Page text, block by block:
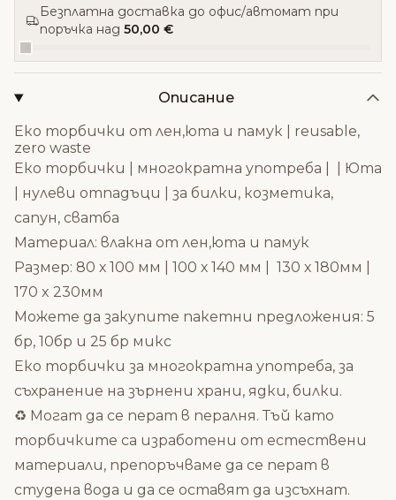
Безплатна доставка до офис/автомат при
поръчка над 50,00 €
Описание
Еко торбички от лен,юта и памук | reusable,
zero waste
Eко торбички | многократна употреба | | Юта
| нулеви отпадъци | за билки, козметика,
сапун, сватба
Материал: влакна от лен,юта и памук
Размер: 80 х 100 мм | 100 х 140 мм | 130 х 180мм |
170 x 230мм
Можете да закупите пакетни предложения: 5
бр, 10бр и 25 бр микс
Еко торбички за многократна употреба, за
съхранение на зърнени храни, ядки, билки.
♻️ Могат да се перат в пералня. Тъй като
торбичките са изработени от естествени
материали, препоръчваме да се перат в
студена вода и да се оставят да изсъхнат.